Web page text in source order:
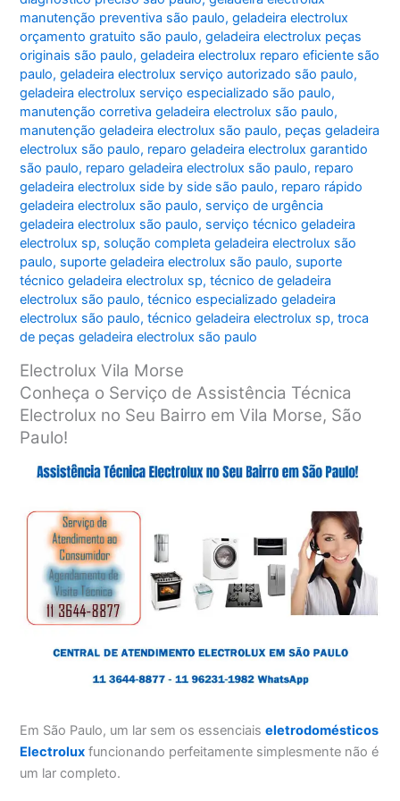
manutenção preventiva são paulo,geladeira electrolux
orçamento gratuito são paulo,geladeira electrolux peças
originais são paulo,geladeira electrolux reparo eficiente são
paulo,geladeira electrolux serviço autorizado são paulo,
geladeira electrolux serviço especializado são paulo,
manutenção corretiva geladeira electrolux são paulo,
manutenção geladeira electrolux são paulo, peças geladeira
electrolux são paulo, reparo geladeira electrolux garantido
são paulo, reparo geladeira electrolux são paulo, reparo
geladeira electrolux side by side são paulo, reparo rápido
geladeira electrolux são paulo, serviço de urgência
geladeira electrolux são paulo, serviço técnico geladeira
electrolux sp, solução completa geladeira electrolux são
paulo, suporte geladeira electrolux são paulo, suporte
técnico geladeira electrolux sp,técnico de geladeira
electrolux são paulo,técnico especializado geladeira
electrolux são paulo,técnico geladeira electrolux sp,troca
de peças geladeira electrolux são paulo
Electrolux Vila Morse
Conheça o Serviço de Assistência Técnica
Electrolux no Seu Bairro em Vila Morse, São
Paulo!
Em São Paulo, um lar sem os essenciaiseletrodomésticos
Electrolux funcionando perfeitamente simplesmente não é
um lar completo.